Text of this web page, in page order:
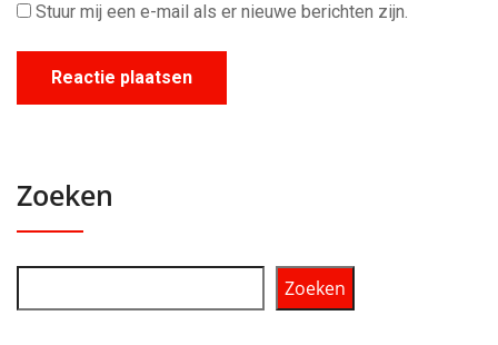
Stuur mij een e-mail als er nieuwe berichten zijn.
Zoeken
Zoeken